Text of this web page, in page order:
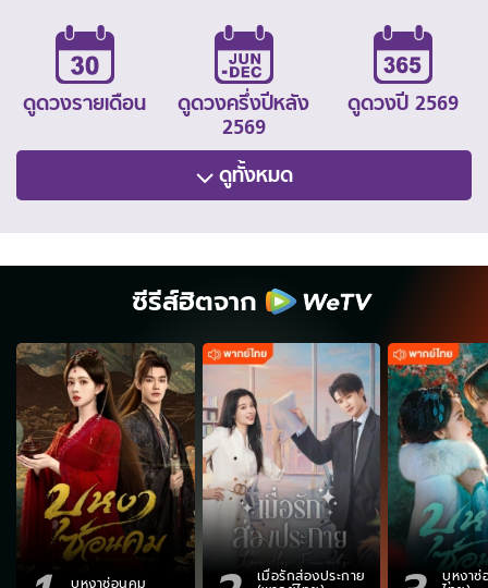
ดูดวงรายเดือน
ดูดวงครึ่งปีหลัง
2569
ดูดวงปี 2569
ดูทั้งหมด
ซีรีส์ฮิตจาก
บุหงาซ่อนคม เมื่อรักส่องประกาย บุหงา